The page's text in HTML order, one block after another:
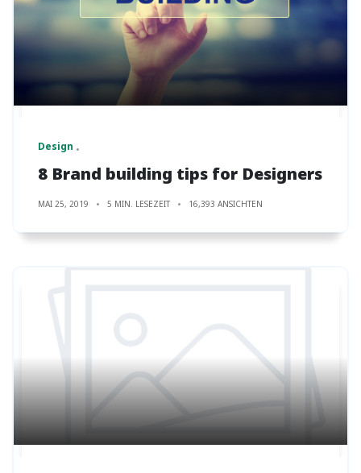
Design
8 Brand building tips for Designers
MAI 25, 2019 5 MIN. LESEZEIT 16,393 ANSICHTEN